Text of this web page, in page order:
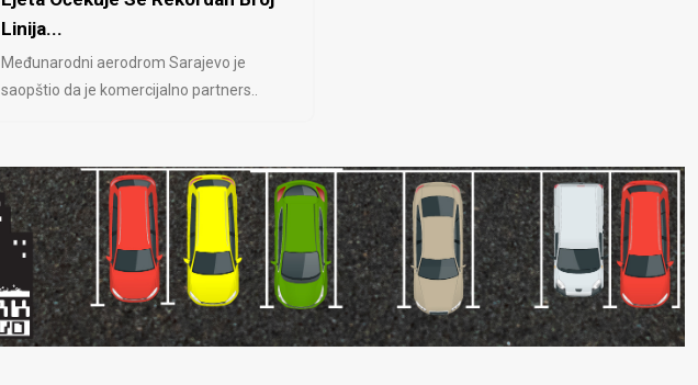
Linija...
Međunarodni aerodrom Sarajevo je
saopštio da je komercijalno partners..